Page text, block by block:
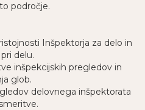
področje.
Inšpektorja za delo in
delu.
inšpekcijskih pregledov in
glob.
delovnega inšpektorata